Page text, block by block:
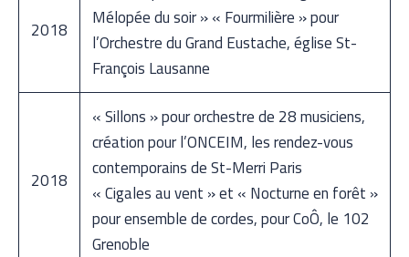
2018
Mélopée du soir » « Fourmilière » pour
l’Orchestre du Grand Eustache, église St-
François Lausanne
2018
« Sillons » pour orchestre de 28 musiciens,
création pour l’ONCEIM, les rendez-vous
contemporains de St-Merri Paris
« Cigales au vent » et « Nocturne en forêt »
pour ensemble de cordes, pour CoÔ, le 102
Grenoble